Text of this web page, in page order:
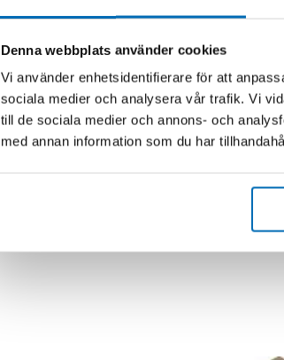
Denna webbplats använder cookies
Vi använder enhetsidentifierare för att
sociala medier och analysera vår trafik. Vi
till de sociala medier och annons- och
med annan information som du har